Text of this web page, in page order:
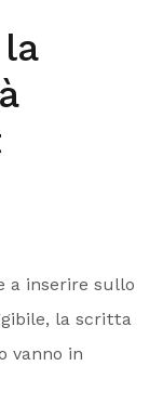
a inserire sullo
la scritta
vanno in